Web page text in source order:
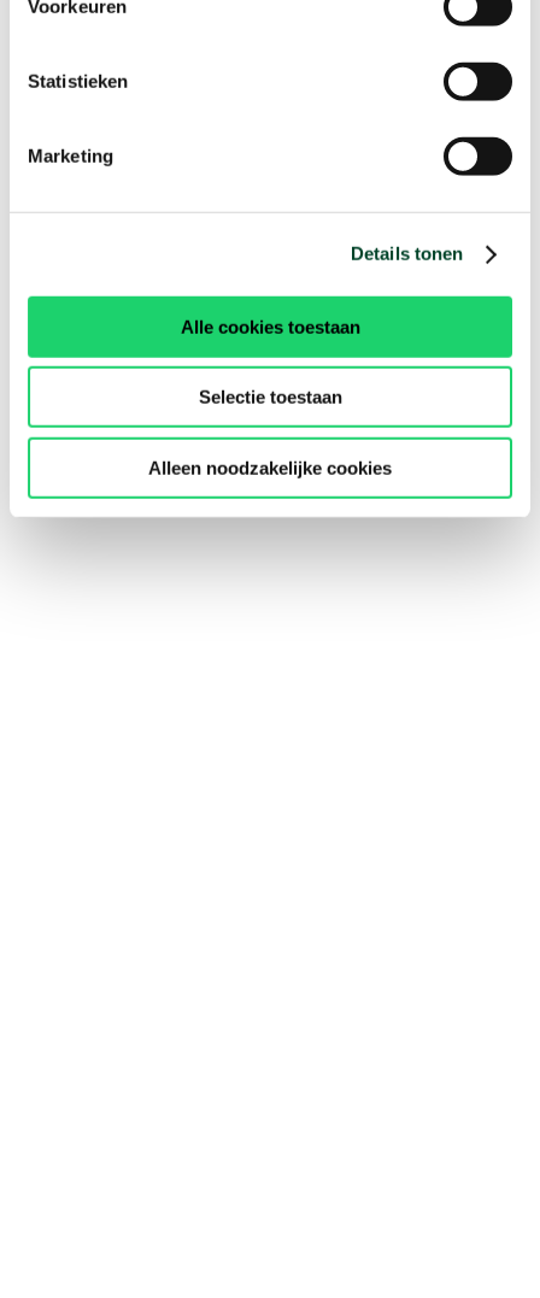
Voorkeuren
Statistieken
Marketing
Details tonen
Alle cookies toestaan
Selectie toestaan
Alleen noodzakelijke cookies